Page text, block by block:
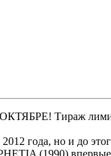
Тираж
года, но и до
(1990)